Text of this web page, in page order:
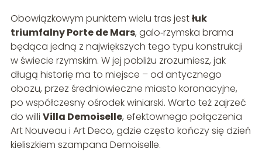
Obowiązkowym punktem wielu tras jestłuk
triumfalny Porte de Mars, galo‑rzymska brama
będąca jedną z największych tego typu konstrukcji
w świecie rzymskim. W jej pobliżu zrozumiesz, jak
długą historię ma to miejsce – od antycznego
obozu, przez średniowieczne miasto koronacyjne,
po współczesny ośrodek winiarski. Warto też zajrzeć
do willi Villa Demoiselle, efektownego połączenia
Art Nouveau i Art Deco, gdzie często kończy się dzień
kieliszkiem szampana Demoiselle.